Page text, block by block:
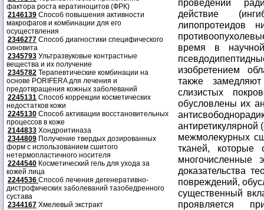
фактора роста кератиноцитов (ФРК)
2146139 Способ повышения активности
макрофагов и комбинации для его
осуществления
2346277 Способ диагностики специфического
синовита
2345793 Ультразвуковые контрастные
вещества и их получение
2345782 Терапевтические комбинации на
основе PORIFERA для лечения и
предотвращения кожных заболеваний
2245131 Способ коррекции косметических
недостатков кожи
2245130 Способ активации восстановительных
процессов в коже
2144833 Хондроитиназа
2344809 Получение твердых дозированных
форм с использованием сшитого
нетермопластичного носителя
2244540 Косметический гель для ухода за
кожей лица
2244536 Способ лечения дегенеративно-
дистрофических заболеваний тазобедренного
сустава
2344167 Хмелевый экстракт
проведении
действие
липопротеидов
время в
изобретением
также
слизистых
обусловлены их
антиретикулярной
межмолекурных
тканей, которые
многочисленные
доказательства
повреждений,
существенный
проявляется